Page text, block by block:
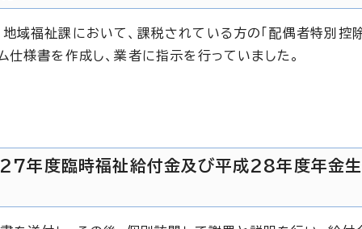
域福祉課において、課税されている方の「配偶者特別控
様書を作成し、業者に指示を行っていました。
年度臨時福祉給付金及び平成28年度年金生